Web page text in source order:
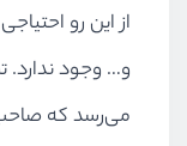
از این رو
و… وجود ندارد.
می‌رسد که